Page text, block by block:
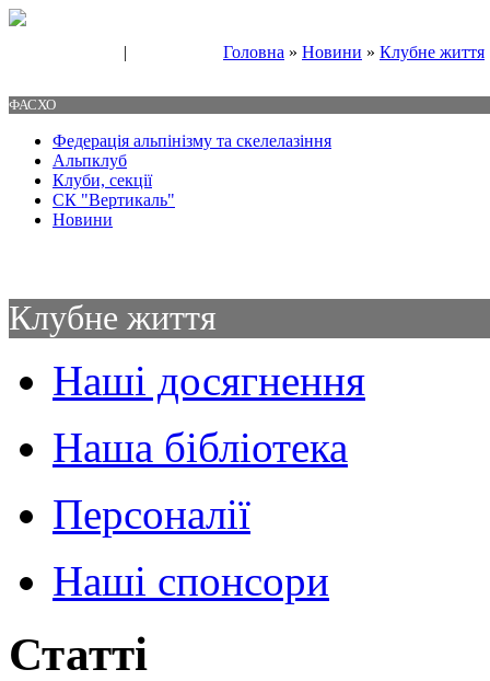
| Головна » Новини » Клубне життя
ФАСХО
Федерація альпінізму та скелелазіння
Альпклуб
Клуби, секції
СК "Вертикаль"
Новини
Клубне життя
Наші досягнення
Наша бібліотека
Персоналії
Наші спонсори
Статті